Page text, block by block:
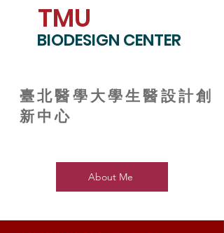
TMU
BIODESIGN CENTER
臺北醫學大學生醫設計創
新中心
About Me